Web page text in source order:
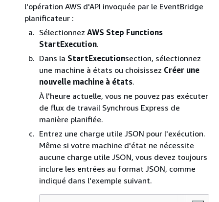
l'opération AWS d'API invoquée par le EventBridge
planificateur :
Sélectionnez AWS Step Functions
StartExecution.
Dans la StartExecutionsection, sélectionnez
une machine à états ou choisissez Créer une
nouvelle machine à états.
À l'heure actuelle, vous ne pouvez pas exécuter
de flux de travail Synchrous Express de
manière planifiée.
Entrez une charge utile JSON pour l'exécution.
Même si votre machine d'état ne nécessite
aucune charge utile JSON, vous devez toujours
inclure les entrées au format JSON, comme
indiqué dans l'exemple suivant.